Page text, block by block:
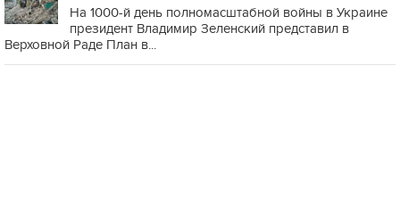
На 1000-й день полномасштабной войны в Украине
президент Владимир Зеленский представил в
Верховной Раде План в...